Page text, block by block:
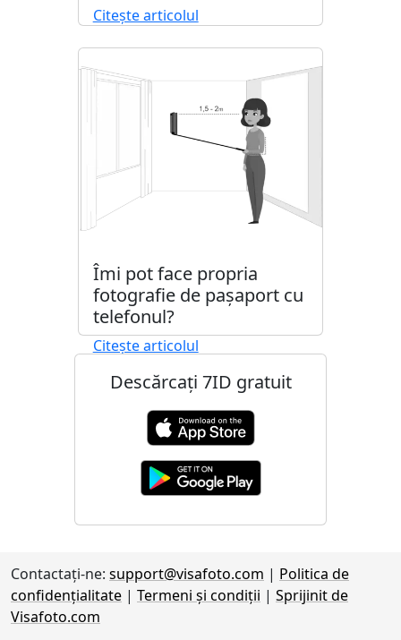
Citește articolul
Îmi pot face propria
fotografie de pașaport cu
telefonul?
Citește articolul
Descărcați 7ID gratuit
Contactaţi-ne: support@visafoto.com | Politica de
confidențialitate | Termeni și condiții | Sprijinit de
Visafoto.com